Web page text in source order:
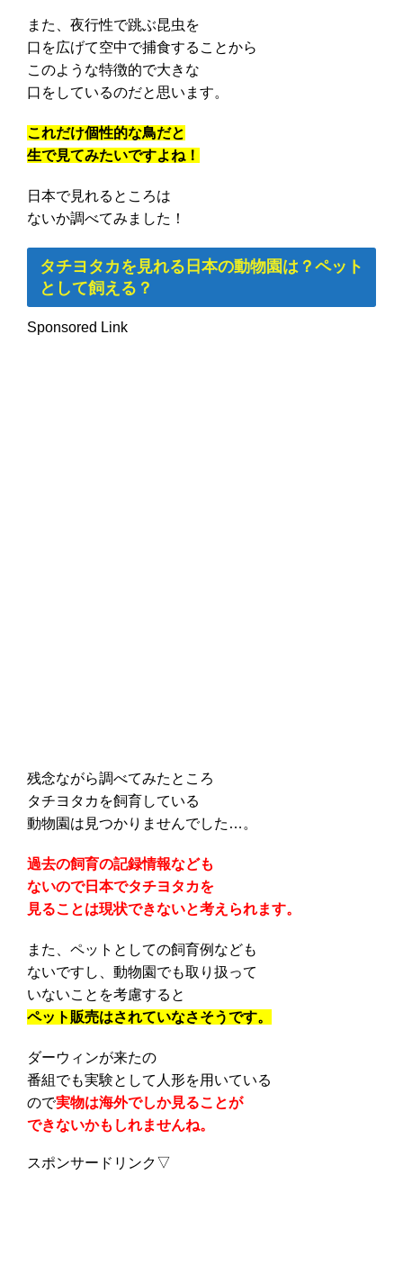
また、夜行性で跳ぶ昆虫を
口を広げて空中で捕食することから
このような特徴的で大きな
口をしているのだと思います。
これだけ個性的な鳥だと
生で見てみたいですよね！
日本で見れるところは
ないか調べてみました！
タチヨタカを見れる日本の動物園は？ペット
として飼える？
Sponsored Link
残念ながら調べてみたところ
タチヨタカを飼育している
動物園は見つかりませんでした…。
過去の飼育の記録情報なども
ないので日本でタチヨタカを
見ることは現状できないと考えられます。
また、ペットとしての飼育例なども
ないですし、動物園でも取り扱って
いないことを考慮すると
ペット販売はされていなさそうです。
ダーウィンが来たの
番組でも実験として人形を用いている
ので実物は海外でしか見ることが
できないかもしれませんね。
スポンサードリンク▽